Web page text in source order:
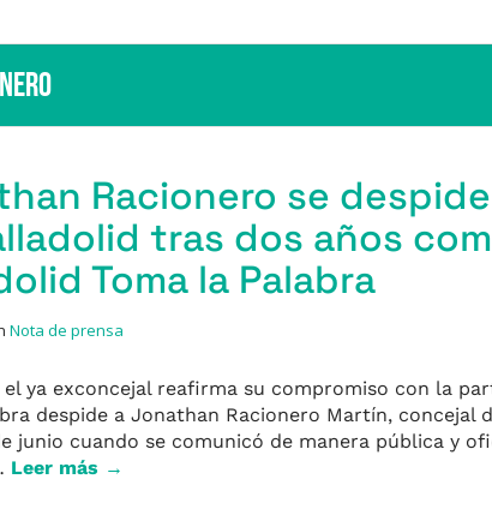
Racionero se
tras dos años
Toma la Palabra
Nota de prensa
ya exconcejal reafirma su compromiso con la
despide a Jonathan Racionero Martín,
junio cuando se comunicó de manera pública y
Leer más →